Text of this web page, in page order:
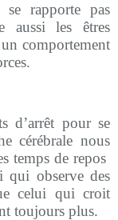
rapporte pas
aussi les êtres
comportement
d’arrêt pour se
cérébrale nous
temps de repos
qui observe des
celui qui croit
toujours plus.